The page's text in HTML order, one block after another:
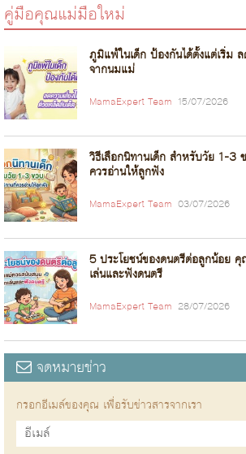
คู่มือคุณแม่มือใหม่
ภูมิแพ้ในเด็ก ป้องกันได้ตั้งแต่เริ่ม
จากนมแม่
MamaExpert Team 15/07/2026
วิธีเลือกนิทานเด็ก สำหรับวัย 1-3
ควรอ่านให้ลูกฟัง
MamaExpert Team 03/07/2026
5 ประโยชน์ของดนตรีต่อลูกน้อย
เล่นและฟังดนตรี
MamaExpert Team 28/07/2026
จดหมายข่าว
กรอกอีเมล์ของคุณ เพื่อรับข่าวสารจากเรา